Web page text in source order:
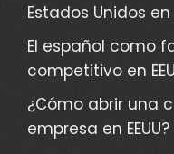
Estados Unidos
El español como
competitivo en
¿Cómo abrir una
empresa en EEUU?